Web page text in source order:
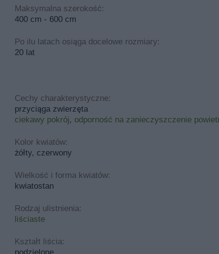
Maksymalna szerokość:
400 cm - 600 cm
Po ilu latach osiąga docelowe rozmiary:
20 lat
Cechy charakterystyczne:
przyciąga zwierzęta
ciekawy pokrój, odporność na zanieczyszczenie
Kolor kwiatów:
żółty, czerwony
Wielkość i forma kwiatów:
kwiatostan
Rodzaj ulistnienia:
liściaste
Kształt liścia: